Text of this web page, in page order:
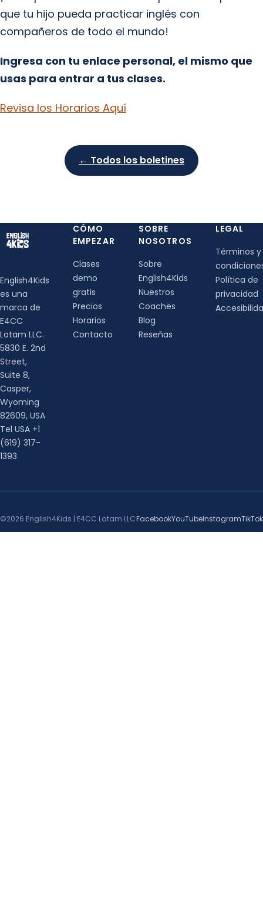
que tu hijo pueda practicar inglés con
compañeros de todo el mundo!
Ingresa con tu enlace personal, el mismo que
usas para entrar a tus clases.
Revisa los Horarios Aquí
← Todos los boletines
English4Kids
es una
marca de
E4CC
Latam LLC.
5830 E. 2nd
Street,
Suite 8,
Casper,
Wyoming
82609, USA
Tel USA +1
(619) 317-
1393
CÓMO
EMPEZAR
Clases
demo
gratis
Precios
Horarios
Contacto
SOBRE
NOSOTROS
Sobre
English4Kids
Nuestros
Coaches
Blog
Reseñas
LEGAL
Términos y
Política de
privacidad
©2026 English4Kids | E4CC Latam LLCFacebookYouTubeInstagramTikTok